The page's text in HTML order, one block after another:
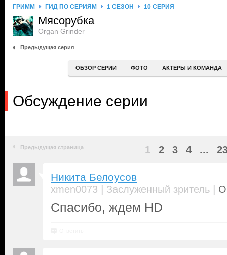
ГРИММ ГИД ПО СЕРИЯМ 1 СЕЗОН 10 СЕРИЯ
Мясорубка
Organ Grinder
Предыдущая серия
ОБЗОР СЕРИИ ФОТО АКТЕРЫ И КОМАНДА
Обсуждение серии
Предыдущая страница 1 2 3 4 ...
Никита Белоусов
xmen0073 | Заслуженный зритель |
Спасибо, ждем HD